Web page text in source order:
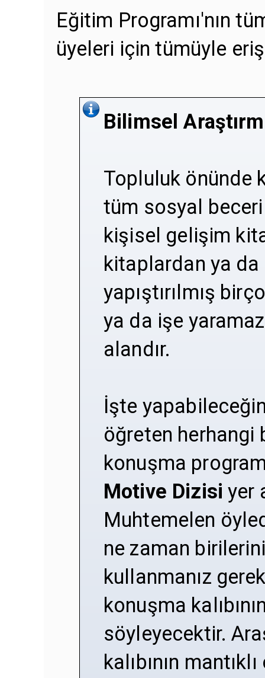
Eğitim Programı'nın
üyeleri için tümüyle
Bilimsel
Topluluk önünde
tüm sosyal
kişisel gelişim
kitaplardan ya
yapıştırılmış
ya da işe
alandır.
İşte
öğreten herhangi
konuşma
Motive Dizisi yer
Muhtemelen
ne zaman
kullanmanız
konuşma
söyleyecektir.
kalıbının